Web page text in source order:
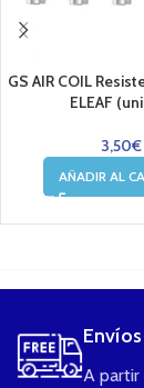
GS AIR COIL
ELEAF
3,50€
AÑADIR AL
A partir